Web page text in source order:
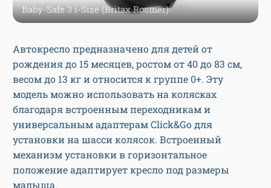
Baby-Safe 3 i-Size (Britax Roemer)
Автокресло предназначено для детей от
рождения до 15 месяцев, ростом от 40 до 83 см,
весом до 13 кг и относится к группе 0+. Эту
модель можно использовать на колясках
благодаря встроенным переходникам и
универсальным адаптерам Click&Go для
установки на шасси колясок. Встроенный
механизм установки в горизонтальное
положение адаптирует кресло под размеры
малыша.